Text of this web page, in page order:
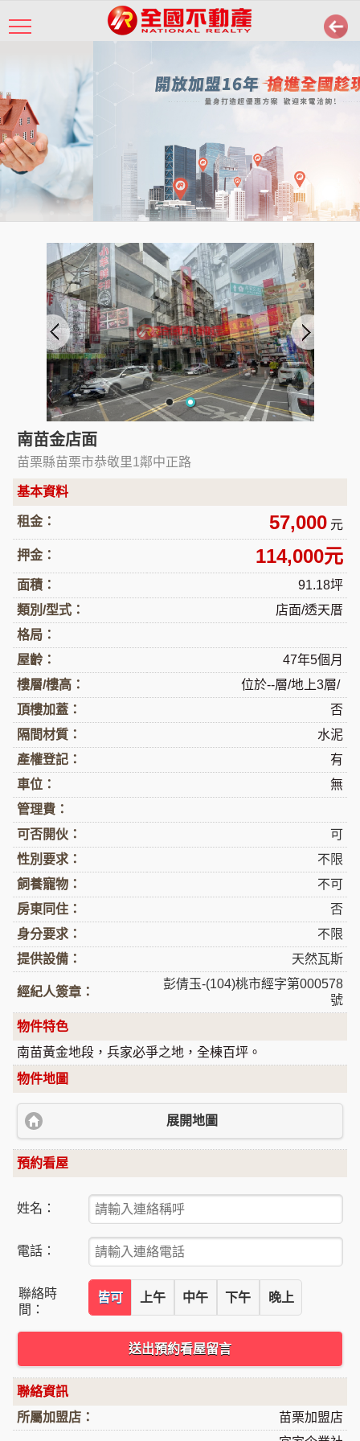
南苗金店面
苗栗縣苗栗市恭敬里1鄰中正路
基本資料
租金： 57,000 元
押金： 114,000元
面積：
91.18坪
類別/型式：
店面/透天厝
格局：
屋齡：
47年5個月
樓層/樓高：
位於--層/地上3層/
頂樓加蓋：
否
隔間材質：
水泥
產權登記：
有
車位：
無
管理費：
可否開伙：
可
性別要求：
不限
飼養寵物：
不可
房東同住：
否
身分要求：
不限
提供設備：
天然瓦斯
經紀人簽章：
彭倩玉-(104)桃市經字第000578
號
物件特色
南苗黃金地段，兵家必爭之地，全棟百坪。
物件地圖
展開地圖
預約看屋
姓名：
電話：
聯絡時
間：
皆可 上午 中午 下午 晚上
送出預約看屋留言
聯絡資訊
所屬加盟店：
苗栗加盟店